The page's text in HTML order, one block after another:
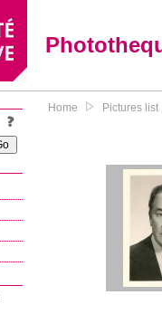
Home Pictures list